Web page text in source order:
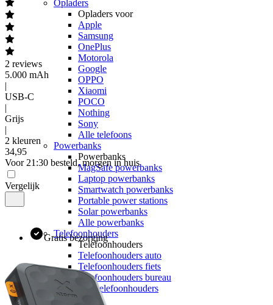
Opladers
Opladers voor
Apple
Samsung
OnePlus
Motorola
Google
OPPO
Xiaomi
POCO
Nothing
Sony
Alle telefoons
Powerbanks
Powerbanks
MagSafe powerbanks
Laptop powerbanks
Smartwatch powerbanks
Portable power stations
Solar powerbanks
Alle powerbanks
Telefoonhouders
Telefoonhouders
Telefoonhouders auto
Telefoonhouders fiets
Telefoonhouders bureau
Alle telefoonhouders
Geheugen
2 reviews
5.000 mAh
|
USB-C
|
Grijs
|
2 kleuren
34,95
Voor 21:30 besteld, morgen in huis
Vergelijk
Gratis bezorging